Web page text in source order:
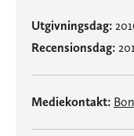
Utgivningsdag:
Recensionsdag:
Mediekontakt: